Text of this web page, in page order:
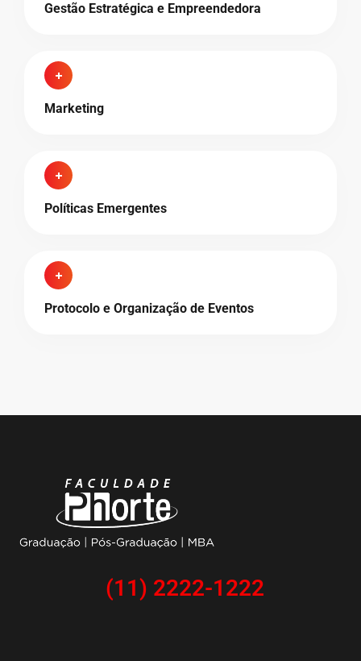
Gestão Estratégica e Empreendedora
Marketing
Políticas Emergentes
Protocolo e Organização de Eventos
(11) 2222-1222